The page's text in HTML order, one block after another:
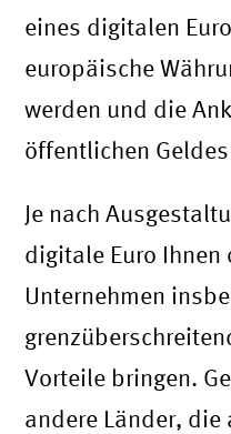
eines digitalen
europäische
werden und die
öffentlichen
Je nach
digitale Euro Ihnen
Unternehmen
Vorteile bringen.
andere Länder,